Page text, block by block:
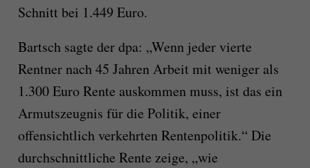
Schnitt bei 1.449 Euro.
Bartsch sagte der dpa: „Wenn jeder vierte
Rentner nach 45 Jahren Arbeit mit weniger als
1.300 Euro Rente auskommen muss, ist das ein
Armutszeugnis für die Politik, einer
offensichtlich verkehrten Rentenpolitik.“ Die
durchschnittliche Rente zeige, „wie